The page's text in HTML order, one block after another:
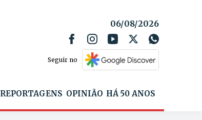
06/08/2026
Seguir no
REPORTAGENS OPINIÃO HÁ 50 ANOS